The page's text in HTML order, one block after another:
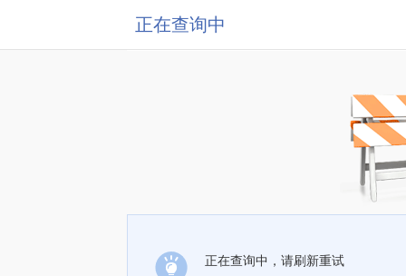
正在查询中
正在查询中，请刷新重试